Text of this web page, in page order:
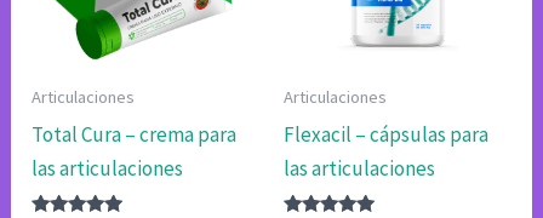
Articulaciones
Total Cura – crema para
las articulaciones
Articulaciones
Flexacil – cápsulas para
las articulaciones